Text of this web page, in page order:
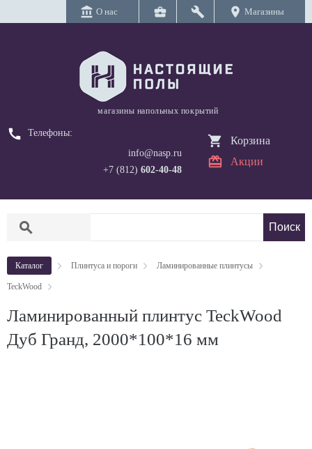
account_balance О нас business_center build location_on Магазины
магазины напольных покрытий
call
Телефоны:
info@nasp.ru
+7 (812) 602-40-48
Корзина
Акции
search
Каталог Плинтуса и пороги Ламинированные плинтусы
TeckWood
Ламинированный плинтус TeckWood
Дуб Гранд, 2000*100*16 мм